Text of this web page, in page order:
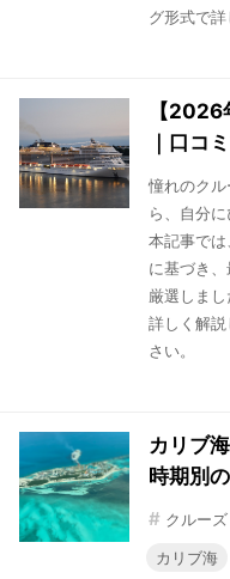
グ形式で詳
【
｜口コ
憧れのク
ら、自分
本記事で
に基づき
厳選しま
詳しく解
さい。
カリブ
時期別
# クルーズ
カリブ海